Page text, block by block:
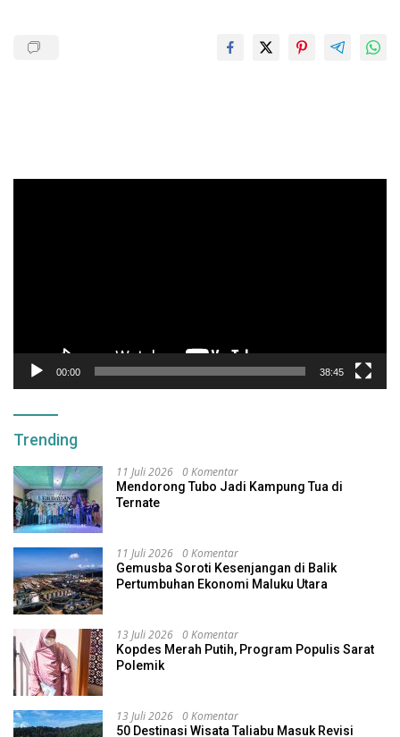
00:00 38:45
Trending
11 Juli 2026 0 Komentar
Mendorong Tubo Jadi Kampung Tua di
Ternate
11 Juli 2026 0 Komentar
Gemusba Soroti Kesenjangan di Balik
Pertumbuhan Ekonomi Maluku Utara
13 Juli 2026 0 Komentar
Kopdes Merah Putih, Program Populis Sarat
Polemik
13 Juli 2026 0 Komentar
50 Destinasi Wisata Taliabu Masuk Revisi